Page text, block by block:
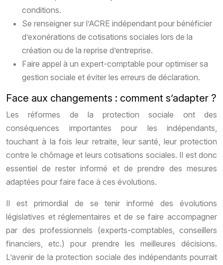
conditions.
Se renseigner sur l’ACRE indépendant pour bénéficier
d’exonérations de cotisations sociales lors de la
création ou de la reprise d’entreprise.
Faire appel à un expert-comptable pour optimiser sa
gestion sociale et éviter les erreurs de déclaration.
Face aux changements : comment s’adapter ?
Les réformes de la protection sociale ont des
conséquences importantes pour les indépendants,
touchant à la fois leur retraite, leur santé, leur protection
contre le chômage et leurs cotisations sociales. Il est donc
essentiel de rester informé et de prendre des mesures
adaptées pour faire face à ces évolutions.
Il est primordial de se tenir informé des évolutions
législatives et réglementaires et de se faire accompagner
par des professionnels (experts-comptables, conseillers
financiers, etc.) pour prendre les meilleures décisions.
L’avenir de la protection sociale des indépendants pourrait